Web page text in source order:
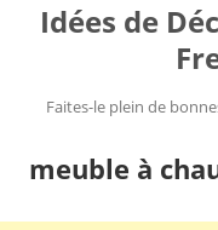
Idées de
Faites-le plein de
meuble à